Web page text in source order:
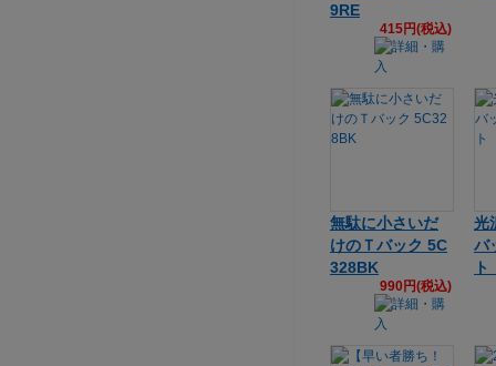
9RE
415円(税込)
無駄に小さいだ
けのＴバック 5C
328BK
990円(税込)
光
バ